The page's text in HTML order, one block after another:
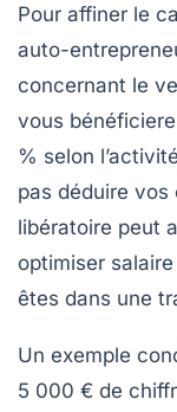
Pour affiner le
auto-
concernant le
vous
% selon
pas déduire
libératoire peut
optimiser
êtes dans une
Un exemple
5 000 € de